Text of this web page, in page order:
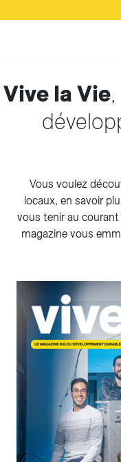
Vive la Vie
Vous voulez
locaux, en savoir
vous tenir au
magazine vous